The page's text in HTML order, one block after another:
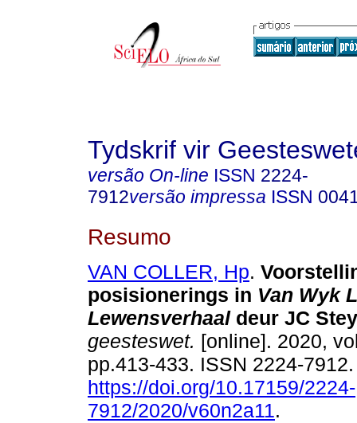
Tydskrif vir
versão On-line ISSN 2224-
7912versão impressa ISSN
Resumo
VAN COLLER, Hp.
posisionerings in Van Wyk
Lewensverhaal deur JC
geesteswet. [online]. 2020,
pp.413-433. ISSN 2224-
https://doi.org/10.17159/2224-
7912/2020/v60n2a11.